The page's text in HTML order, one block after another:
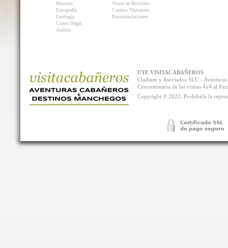
Historia
Etnografía
Geología
Como llegar
Audios
Visita en Bicicleta
Centros Visitantes
Recomendaciones
UTE VISITACABAÑEROS
Cladium y Asociados SLU -
Concesionaria de las visitas 4x4 al
Copyright © 2022. Prohibida la